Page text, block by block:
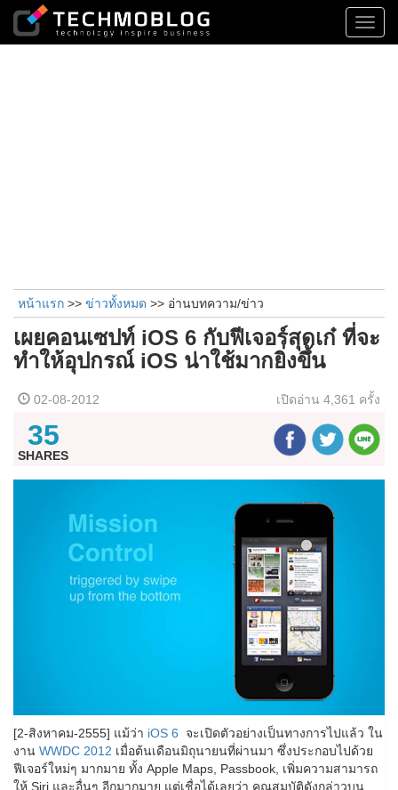
หน้าแรก >> ข่าวทั้งหมด >> อ่านบทความ/ข่าว
เผยคอนเซปท์ iOS 6 กับฟีเจอร์สุดเก๋ ที่จะ
ทำให้อุปกรณ์ iOS น่าใช้มากยิ่งขึ้น
02-08-2012 เปิดอ่าน 4,361 ครั้ง
35
SHARES
[2-สิงหาคม-2555] แม้ว่า iOS 6 จะเปิดตัวอย่างเป็นทางการไปแล้ว ใน
งาน WWDC 2012 เมื่อต้นเดือนมิถุนายนที่ผ่านมา ซึ่งประกอบไปด้วย
ฟีเจอร์ใหม่ๆ มากมาย ทั้ง Apple Maps, Passbook, เพิ่มความสามารถ
ให้ Siri และอื่นๆ อีกมากมาย แต่เชื่อได้เลยว่า คุณสมบัติดังกล่าวบน